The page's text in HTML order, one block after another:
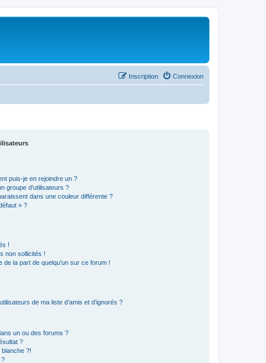
Connexion
Inscription
puis-je en rejoindre un ?
groupe d’utilisateurs ?
dans une couleur différente ?
» ?
!
non sollicités !
de la part de quelqu’un sur ce forum !
de ma liste d’amis et d’ignorés ?
un ou des forums ?
?
?!
?